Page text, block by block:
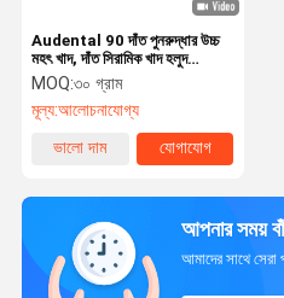
Audental 90 দাঁত পুনরুদ্ধার উচ্চ
মহৎ খাদ, দাঁত সিরামিক খাদ হলুদ
Au89.5%
MOQ:৩০ গ্রাম
মূল্য:আলোচনাযোগ্য
ভালো দাম
যোগাযোগ
আপনার সময়
আমাদের সাথে